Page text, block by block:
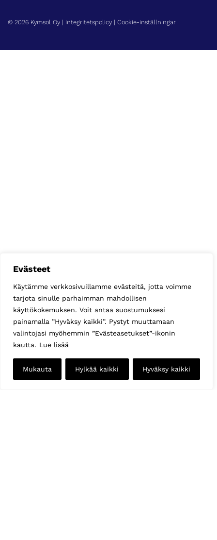
Evästeet
Käytämme verkkosivuillamme evästeitä, jotta voimme
tarjota sinulle parhaimman mahdollisen
käyttökokemuksen. Voit antaa suostumuksesi
painamalla ”Hyväksy kaikki”. Pystyt muuttamaan
valintojasi myöhemmin ”Evästeasetukset”-ikonin
kautta. Lue lisää
Mukauta Hylkää kaikki Hyväksy kaikki
© 2026 Kymsol Oy | Integritetspolicy | Cookie-inställningar